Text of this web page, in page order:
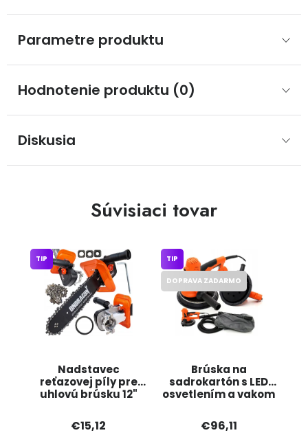
Parametre produktu
Hodnotenie produktu (0)
Diskusia
Súvisiaci tovar
Nadstavec
reťazovej píly pre
uhlovú brúsku 12"
TIP
€15,12
Brúska na
sadrokartón s LED
osvetlením a vakom
KRAFT&DELE
TIP
DOPRAVA ZADARMO
€96,11